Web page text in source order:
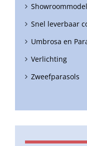
Snel leverbaar
Umbrosa en
Verlichting
Zweefparasols